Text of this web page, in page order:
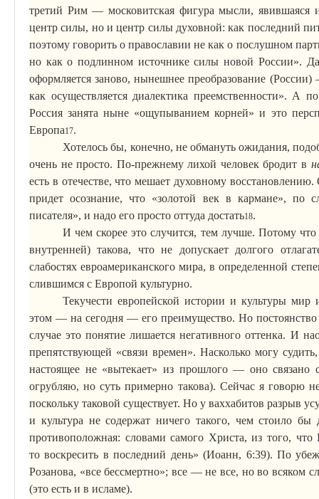
третий Рим — московитскаяфигура мысли, явившаяся
центр силы, но и центр силы духовной: как последний
поэтому говорить о православии не как о послушном
но как о подлинном источнике силы новой России».
оформляется заново, нынешнее преобразование
как осуществляется диалектика преемственности». А
Россия занята ныне «ощупыванием корней» и это
Европа17.
Хотелось бы, конечно, не обмануть ожидания,
очень не просто. По-прежнему лихой человек бродит в
есть в отечестве, что мешает духовному
придет осознание, что «золотой век в кармане», по
писателя», и надо его просто оттуда достать18.
И чем скорее это случится, тем лучше. Потому что
внутренней) такова, что не допускает долгого
слабостях евроамериканскогомира, в определенной
слившимся с Европой культурно.
Текучести европейской истории и культуры мир
этом — на сегодня — его преимущество. Но постоянство
случае это понятие лишается негативного оттенка. И
препятствующей «связи времен». Насколько могу
настоящее не «вытекает» из прошлого — оно
огрубляю, но суть примерно такова). Сейчас я говорю
поскольку таковой существует. Но у ваххабитов разрыв
и культура не содержат ничего такого, чем стоило
противоположная: словами самого Христа, из того,
то воскресить в последний день» (Иоанн, 6:39). По
Розанова, «все бессмертно»; все — не все, ново всяком
(это есть и в исламе).